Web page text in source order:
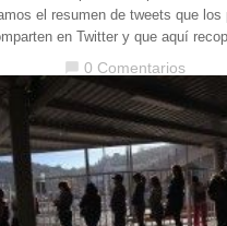
el resumen de tweets que los
en Twitter y que aquí
chat_bubble 0 Comentarios